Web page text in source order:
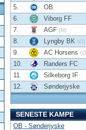
5.
OB
6.
Viborg FF
7.
AGF (M)
8.
Lyngby BK (O)
9.
AC Horsens
10.
Randers FC
11.
Silkeborg IF
12.
Sønderjyske
SENESTE KAMPE
OB - Sønderjyske